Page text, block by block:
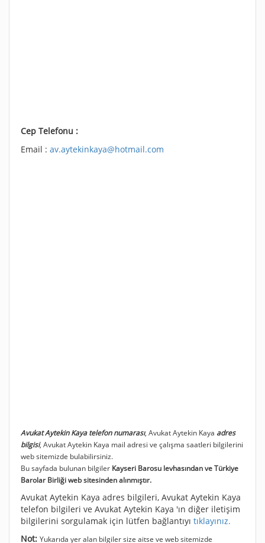
Cep Telefonu :
Email : av.aytekinkaya@hotmail.com
Avukat Aytekin Kaya telefon numarası, Avukat Aytekin Kaya adres
bilgisi, Avukat Aytekin Kaya mail adresi ve çalışma saatleri bilgilerini
web sitemizde bulabilirsiniz.
Bu sayfada bulunan bilgiler Kayseri Barosu levhasından ve Türkiye
Barolar Birliği web sitesinden alınmıştır.
Avukat Aytekin Kaya adres bilgileri, Avukat Aytekin Kaya
telefon bilgileri ve Avukat Aytekin Kaya 'ın diğer iletişim
bilgilerini sorgulamak için lütfen bağlantıyı tıklayınız.
Not: Yukarıda yer alan bilgiler size aitse ve web sitemizde